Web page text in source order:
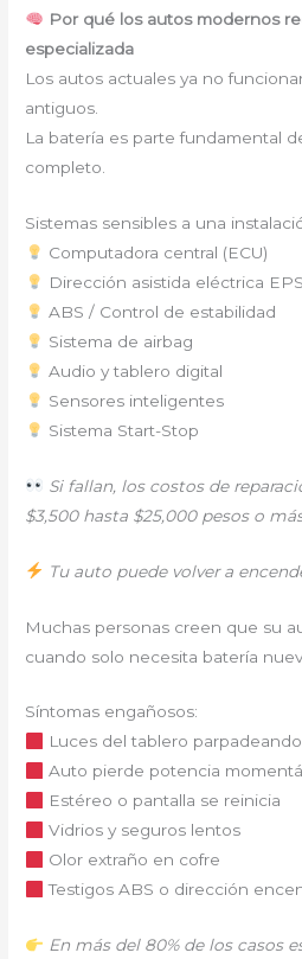
Por qué los autos modernos
especializada
Los autos actuales ya no
antiguos.
La batería es parte fundamental
completo.
Sistemas sensibles a una
Computadora central (ECU)
Dirección asistida eléctrica EPS
ABS / Control de estabilidad
Sistema de airbag
Audio y tablero digital
Sensores inteligentes
Sistema Start-Stop
Si fallan, los costos de
$3,500 hasta $25,000 pesos o
Tu auto puede volver a
Muchas personas creen que su
cuando solo necesita batería
Síntomas engañosos:
Luces del tablero parpadeando
Auto pierde potencia
Estéreo o pantalla se reinicia
Vidrios y seguros lentos
Olor extraño en cofre
Testigos ABS o dirección
En más del 80% de los casos